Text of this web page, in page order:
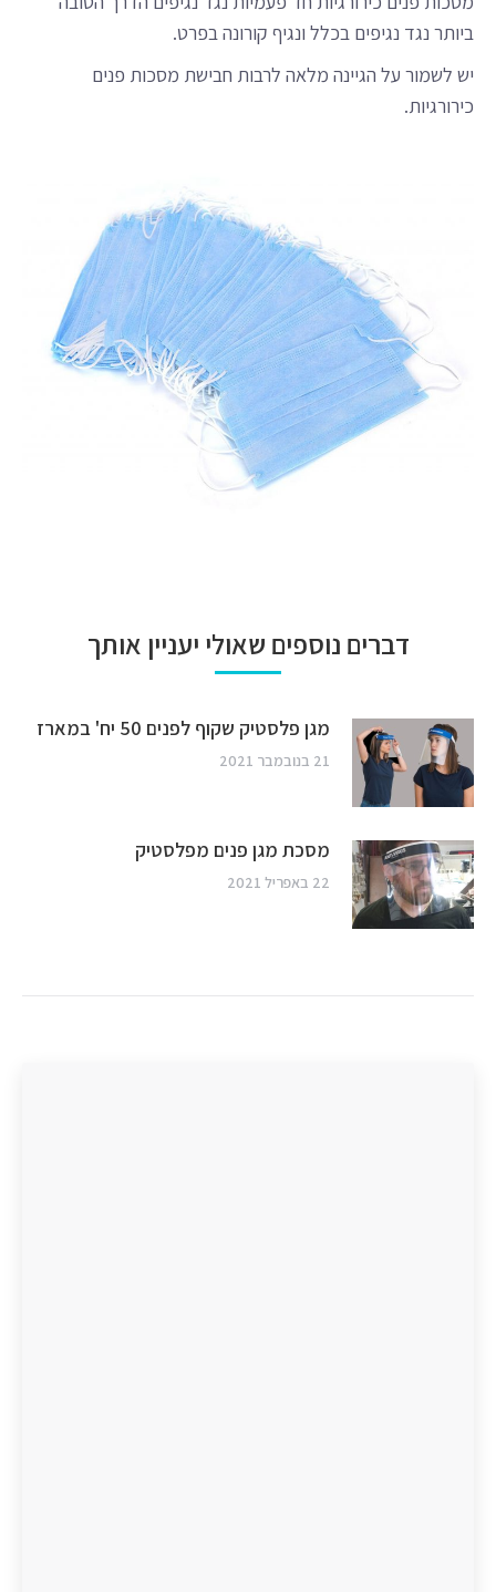
ביותר נגד נגיפים בכלל ונגיף קורונה בפרט.
יש לשמור על הגיינה מלאה לרבות חבישת מסכות פנים
כירורגיות.
דברים נוספים שאולי יעניין אותך
מגן פלסטיק שקוף לפנים 50 יח' במארז
21 בנובמבר 2021
מסכת מגן פנים מפלסטיק
22 באפריל 2021